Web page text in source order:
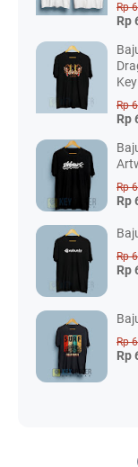
Rp
Rp
Rp
Rp
Rp
Rp
Rp
Rp
Rp
Rp